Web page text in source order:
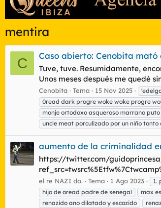
mentira
C Caso abierto: Cenobita mató
Tuve, tuve. Resumidamente,
Unos meses después me quedé
Cenobita Tema 15 Nov 2025
0read dark progre woke woke progre
monje ortodoxo asqueroso marrano puto
uncle meat porculizado por un niño tonto
aumento de la criminalidad
https://twitter.com/
el re NAZI do. Tema 1 Ago 2023 1.
hijo de oread padre de senegal
max
renazido ano dilatado y escozido